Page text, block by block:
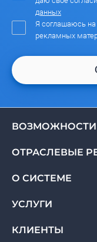
данных
Я соглашаюсь
рекламных
ВОЗМОЖНОСТИ
ОТРАСЛЕВЫЕ
О СИСТЕМЕ
УСЛУГИ
КЛИЕНТЫ